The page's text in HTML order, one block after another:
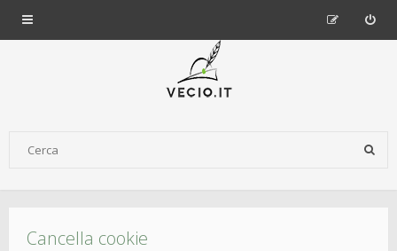
Cancella cookie